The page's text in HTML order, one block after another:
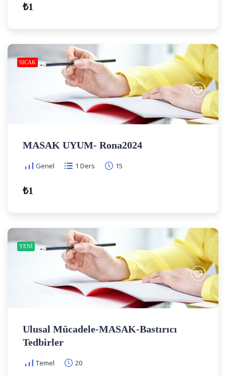
₺1
SICAK
MASAK UYUM- Rona2024
Genel 1 Ders 15
₺1
YENI
Ulusal Mücadele-MASAK-Bastırıcı
Tedbirler
Temel 20